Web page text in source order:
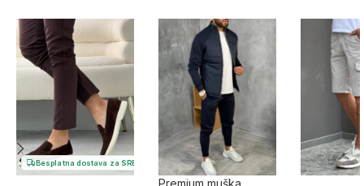
Besplatna dostava za SRB